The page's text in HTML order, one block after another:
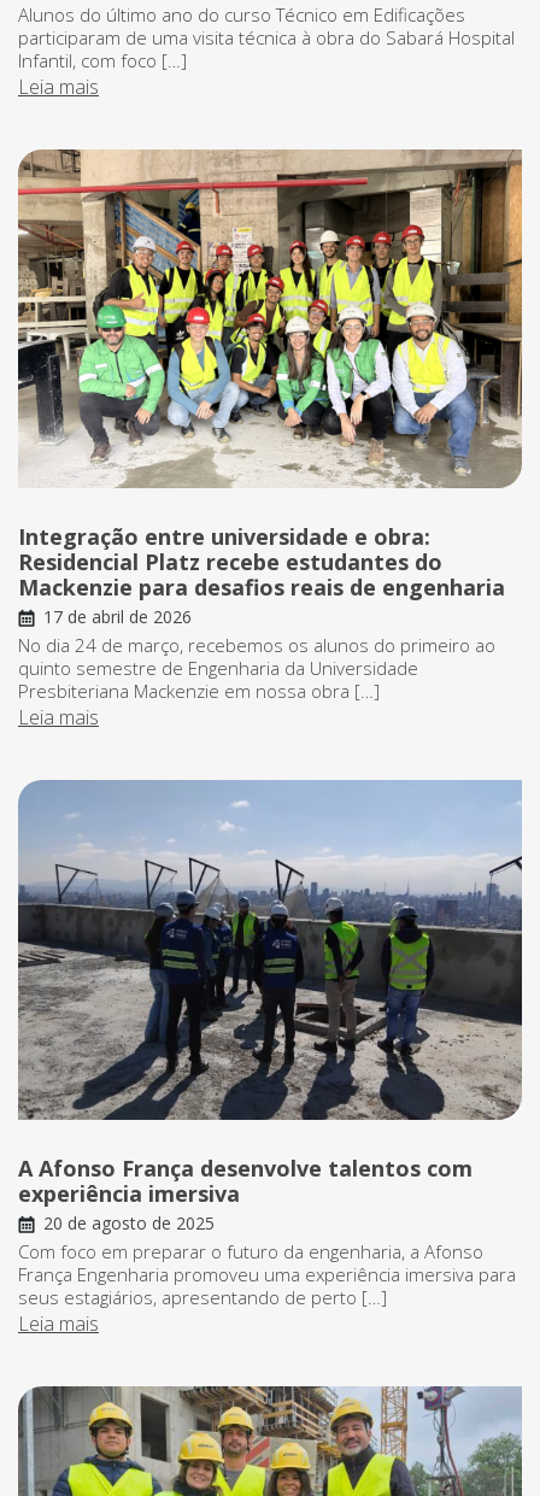
Alunos do último ano do curso Técnico em Edificações
participaram de uma visita técnica à obra do Sabará Hospital
Infantil, com foco […]
Leia mais
Integração entre universidade e obra:
Residencial Platz recebe estudantes do
Mackenzie para desafios reais de engenharia
17 de abril de 2026
No dia 24 de março, recebemos os alunos do primeiro ao
quinto semestre de Engenharia da Universidade
Presbiteriana Mackenzie em nossa obra […]
Leia mais
A Afonso França desenvolve talentos com
experiência imersiva
20 de agosto de 2025
Com foco em preparar o futuro da engenharia, a Afonso
França Engenharia promoveu uma experiência imersiva para
seus estagiários, apresentando de perto […]
Leia mais